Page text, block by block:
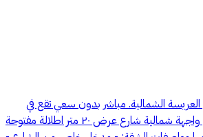
الشمالية. مباشر بدون سعي تقع في
عمارة مكونة من ٤ شقق واجهة شمالية شارع عرض ٢٠ متر اطلالة مفتوحة